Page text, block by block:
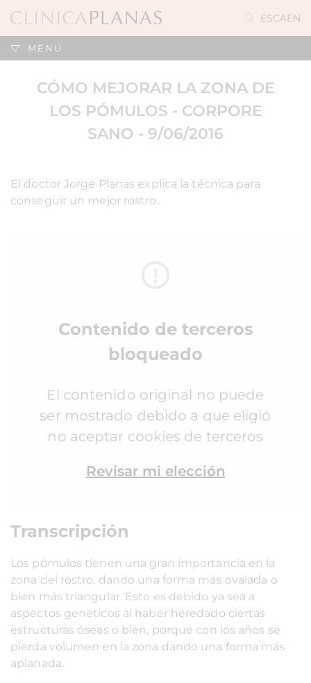
ESCAEN
MENÚ
CÓMO MEJORAR LA ZONA DE
LOS PÓMULOS - CORPORE
SANO - 9/06/2016
El doctor Jorge Planas explica la técnica para
conseguir un mejor rostro.
Contenido de terceros
bloqueado
El contenido original no puede
ser mostrado debido a que eligió
no aceptar cookies de terceros
Revisar mi elección
Transcripción
Los pómulos tienen una gran importancia en la
zona del rostro, dando una forma más ovalada o
bien más triangular. Esto es debido ya sea a
aspectos genéticos al haber heredado ciertas
estructuras óseas o bien, porque con los años se
pierda volumen en la zona dando una forma más
aplanada.